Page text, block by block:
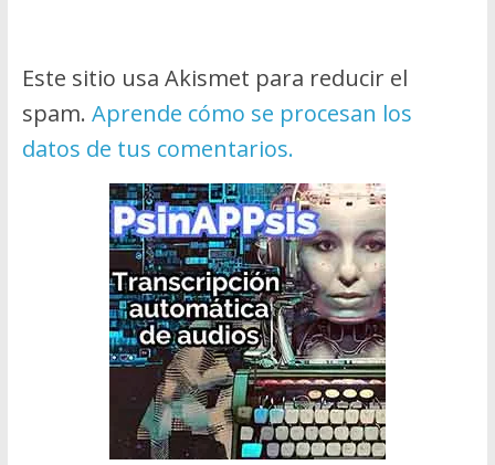
Este sitio usa Akismet para reducir el
spam. Aprende cómo se procesan los
datos de tus comentarios.